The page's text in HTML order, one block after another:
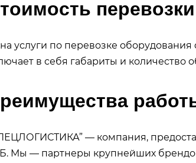
услуги по перевозке
в себя габариты и количество
— компания,
Мы — партнеры крупнейших